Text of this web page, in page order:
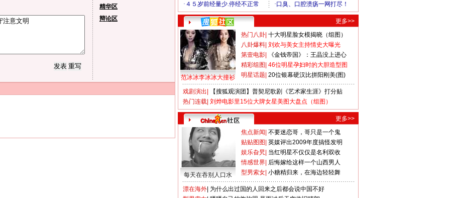
精华区
辩论区
更多>>
范冰冰李冰冰大撞衫
热门八卦 十大明星脸女模揭晓（组图）
八卦爆料 刘欢与美女主持情史大曝光
第壹电影
《金钱帝国》：王晶没上进心
精彩组图 46位明星孕妇时的大胆造型图
明星话题 20位银幕硬汉比拼阳刚美(图)
戏剧演出
【搜狐观演团】普契尼歌剧《艺术家生涯》打分贴
热门连载 刘烨电影里15位大牌女星美图大盘点（组图）
更多>>
每天在吞别人口水
焦点新闻 不要迷恋哥，哥只是一个鬼
贴贴图图 英媒评出2009年度搞怪发明
娱乐旮旯 当红明星不仅仅是名利双收
情感世界 后悔嫁给这样一个山西男人
型男索女 小糖精归来，在海边轻轻舞
漂在海外 为什么出过国的人回来之后都会说中国不好